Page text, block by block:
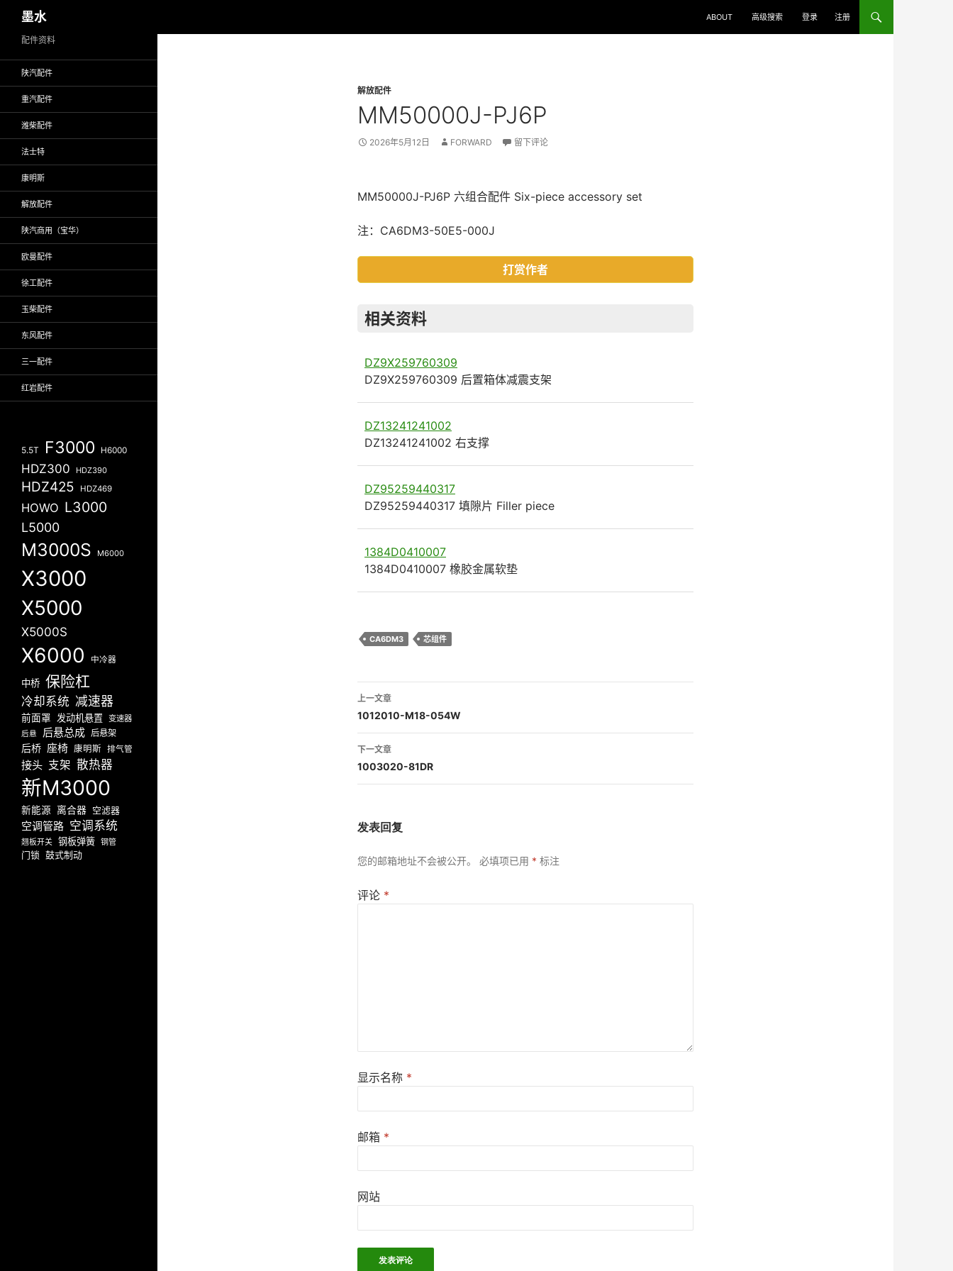
至
墨水 ABOUT 高级搜索 登录 注册
解放配件
MM50000J-PJ6P
2026年5月12日 FORWARD 留下评论
MM50000J-PJ6P 六组合配件 Six-piece accessory set
注：CA6DM3-50E5-000J
打赏作者
相关资料
DZ9X259760309
DZ9X259760309 后置箱体减震支架
DZ13241241002
DZ13241241002 右支撑
DZ95259440317
DZ95259440317 填隙片 Filler piece
1384D0410007
1384D0410007 橡胶金属软垫
CA6DM3 芯组件
文
章
导
航
上一文章
1012010-M18-054W
下一文章
1003020-81DR
发表回复
您的邮箱地址不会被公开。 必填项已用 * 标注
评论 *
显示名称 *
邮箱 *
网站
配件资料
陕汽配件
重汽配件
潍柴配件
法士特
康明斯
解放配件
陕汽商用（宝华）
欧曼配件
徐工配件
玉柴配件
东风配件
三一配件
红岩配件
5.5T F3000 H6000
HDZ300 HDZ390
HDZ425 HDZ469
HOWO L3000
L5000
M3000S M6000
X3000
X5000
X5000S
X6000 中冷器
中桥 保险杠
冷却系统 减速器
前面罩 发动机悬置 变速器
后悬 后悬总成 后悬架
后桥 座椅 康明斯 排气管
接头 支架 散热器
新M3000
新能源 离合器 空滤器
空调管路 空调系统
翘板开关 钢板弹簧 钢管
门锁 鼓式制动